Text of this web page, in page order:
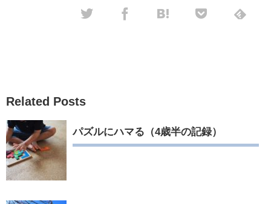
Related Posts
パズルにハマる（4歳半の記録）